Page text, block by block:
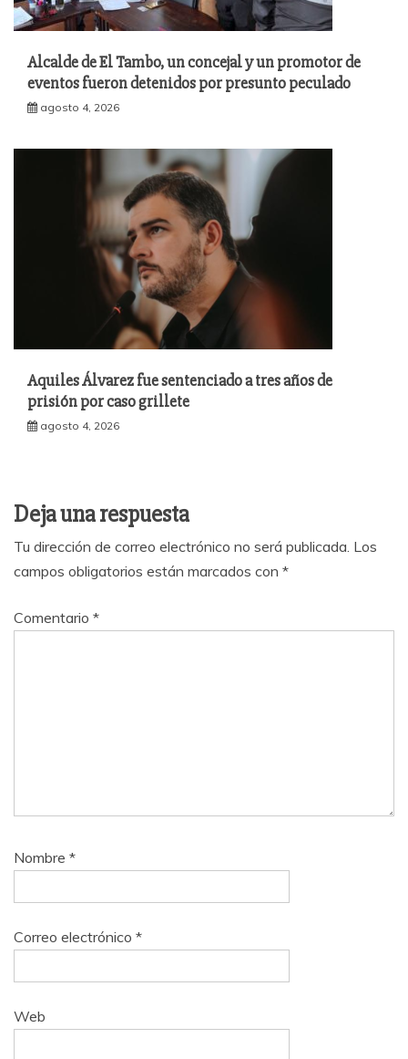
Alcalde de El Tambo, un concejal y un promotor de
eventos fueron detenidos por presunto peculado
agosto 4, 2026
Aquiles Álvarez fue sentenciado a tres años de
prisión por caso grillete
agosto 4, 2026
Deja una respuesta
Tu dirección de correo electrónico no será publicada. Los
campos obligatorios están marcados con *
Comentario *
Nombre *
Correo electrónico *
Web